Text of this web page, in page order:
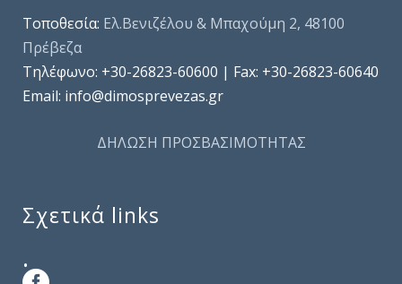
Τοποθεσία: Ελ.Βενιζέλου & Μπαχούμη 2, 48100
Πρέβεζα
Τηλέφωνo: +30-26823-60600 | Fax: +30-26823-60640
Email: info@dimosprevezas.gr
ΔΗΛΩΣΗ ΠΡΟΣΒΑΣΙΜΟΤΗΤΑΣ
Σχετικά links
.